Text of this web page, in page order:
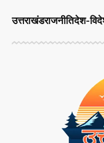
उत्तराखंडराजनीतिदेश-